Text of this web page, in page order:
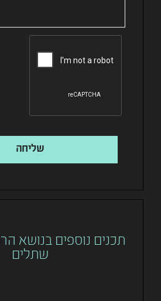
שליחה
תכנים נוספים בנושא
שתלים